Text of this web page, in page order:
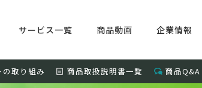
サービス一覧 商品動画 企業情報
の取り組み 商品取扱説明書一覧 商品Q&A